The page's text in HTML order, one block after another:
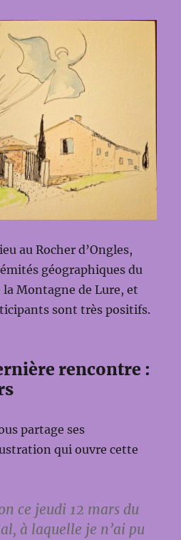
au Rocher d’Ongles,
géographiques du
la Montagne de Lure, et
sont très positifs.
rencontre :
partage ses
qui ouvre cette
ce jeudi 12 mars du
à laquelle je n’ai pu